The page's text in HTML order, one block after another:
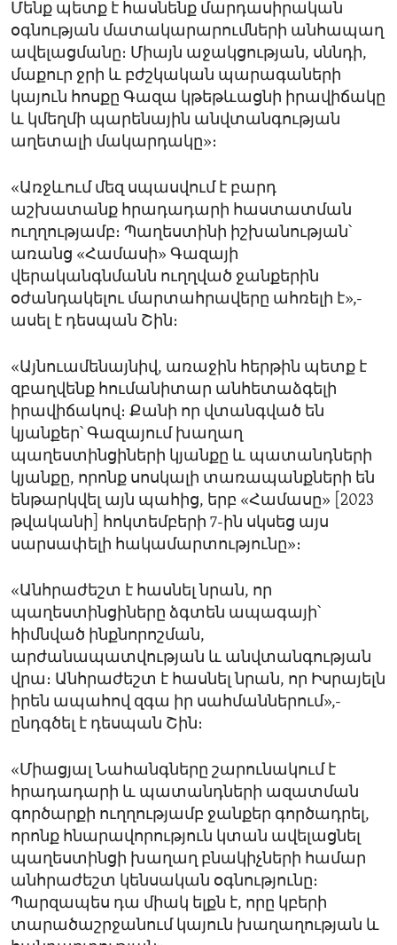
Մենք պետք է հասնենք մարդասիրական
օգնության մատակարարումների անհապաղ
ավելացմանը։ Միայն աջակցության, սննդի,
մաքուր ջրի և բժշկական պարագաների
կայուն հոսքը Գազա կթեթևացնի իրավիճակը
և կմեղմի պարենային անվտանգության
աղետալի մակարդակը»։
«Առջևում մեզ սպասվում է բարդ
աշխատանք հրադադարի հաստատման
ուղղությամբ։ Պաղեստինի իշխանության՝
առանց «Համասի» Գազայի
վերականգնմանն ուղղված ջանքերին
օժանդակելու մարտահրավերը ահռելի է»,-
ասել է դեսպան Շին։
«Այնուամենայնիվ, առաջին հերթին պետք է
զբաղվենք հումանիտար անհետաձգելի
իրավիճակով։ Քանի որ վտանգված են
կյանքեր՝ Գազայում խաղաղ
պաղեստինցիների կյանքը և պատանդների
կյանքը, որոնք սոսկալի տառապանքների են
ենթարկվել այն պահից, երբ «Համասը» [2023
թվականի] հոկտեմբերի 7-ին սկսեց այս
սարսափելի հակամարտությունը»։
«Անհրաժեշտ է հասնել նրան, որ
պաղեստինցիները ձգտեն ապագայի՝
հիմնված ինքնորոշման,
արժանապատվության և անվտանգության
վրա։ Անհրաժեշտ է հասնել նրան, որ Իսրայելն
իրեն ապահով զգա իր սահմաններում»,-
ընդգծել է դեսպան Շին։
«Միացյալ Նահանգները շարունակում է
հրադադարի և պատանդների ազատման
գործարքի ուղղությամբ ջանքեր գործադրել,
որոնք հնարավորություն կտան ավելացնել
պաղեստինցի խաղաղ բնակիչների համար
անհրաժեշտ կենսական օգնությունը։
Պարզապես դա միակ ելքն է, որը կբերի
տարածաշրջանում կայուն խաղաղության և